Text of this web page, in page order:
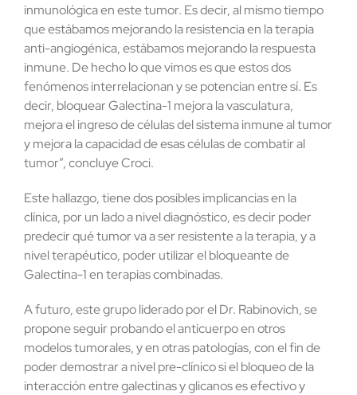
inmunológica en este tumor. Es decir, al mismo tiempo
que estábamos mejorando la resistencia en la terapia
anti-angiogénica, estábamos mejorando la respuesta
inmune. De hecho lo que vimos es que estos dos
fenómenos interrelacionan y se potencian entre sí. Es
decir, bloquear Galectina-1 mejora la vasculatura,
mejora el ingreso de células del sistema inmune al tumor
y mejora la capacidad de esas células de combatir al
tumor”, concluye Croci.
Este hallazgo, tiene dos posibles implicancias en la
clínica, por un lado a nivel diagnóstico, es decir poder
predecir qué tumor va a ser resistente a la terapia, y a
nivel terapéutico, poder utilizar el bloqueante de
Galectina-1 en terapias combinadas.
A futuro, este grupo liderado por el Dr. Rabinovich, se
propone seguir probando el anticuerpo en otros
modelos tumorales, y en otras patologías, con el fin de
poder demostrar a nivel pre-clínico si el bloqueo de la
interacción entre galectinas y glicanos es efectivo y